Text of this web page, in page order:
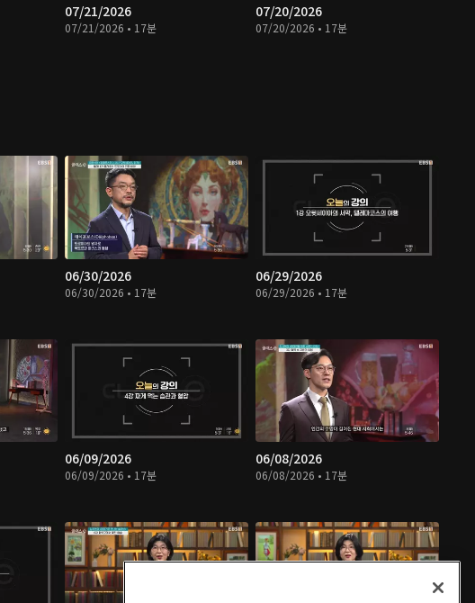
07/21/2026
07/21/2026 • 17분
07/20/2026
07/20/2026 • 17분
06/30/2026
06/30/2026 • 17분
06/29/2026
06/29/2026 • 17분
06/09/2026
06/09/2026 • 17분
06/08/2026
06/08/2026 • 17분